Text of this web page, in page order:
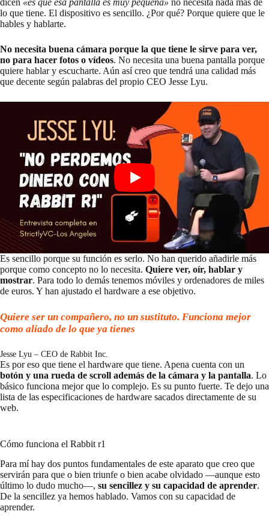
lo que tiene. El dispositivo es sencillo. ¿Por qué? Porque quiere que le
hables y hablarte.
No necesita buena cámara porque la que tiene le sirve para ver,
no para hacer fotos o vídeos. No necesita una buena pantalla porque
quiere hablar y escucharte. Aún así creo que tendrá una calidad más
que decente según palabras del propio CEO Jesse Lyu.
Es sencillo porque su función es serlo. No han querido añadirle más
porque como concepto no lo necesita. Quiere ver, oír, hablar y
mostrar. Para todo lo demás tenemos móviles y ordenadores de miles
de euros. Y han ajustado el hardware a ese objetivo.
Quiere ser un compañero, no un sustituto. Funciona mejor
como aliado de lo que ya tienes
Jesse Lyu – CEO de Rabbit Inc.
Es por eso que tiene el hardware que tiene. Apena cuenta con un
botón y una rueda de scroll además de la cámara y la pantalla. Lo
básico funciona mejor que lo complejo. Es su punto fuerte. Te dejo una
lista de las especificaciones de hardware sacados directamente de su
web.
Cómo funciona el Rabbit r1
Para mí hay dos puntos fundamentales de este aparato que creo que
servirán para que o bien triunfe o bien acabe olvidado —aunque esto
último lo dudo mucho—, su sencillez y su capacidad de aprender.
De la sencillez ya hemos hablado. Vamos con su capacidad de
aprender.